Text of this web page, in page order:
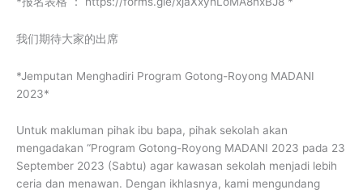
我们期待大家的出席
*Jemputan Menghadiri Program Gotong-Royong MADANI
2023*
Untuk makluman pihak ibu bapa, pihak sekolah akan
mengadakan “Program Gotong-Royong MADANI 2023 pada 23
September 2023 (Sabtu) agar kawasan sekolah menjadi lebih
ceria dan menawan. Dengan ikhlasnya, kami mengundang